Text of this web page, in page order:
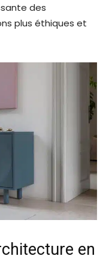
des
plus éthiques et
en